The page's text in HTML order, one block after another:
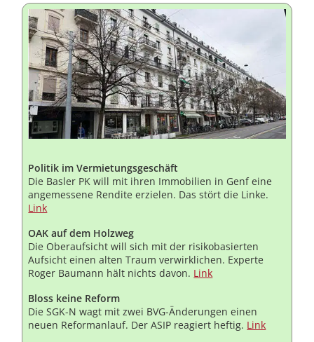
Politik im Vermietungsgeschäft
Die Basler PK will mit ihren Immobilien in Genf eine
angemessene Rendite erzielen. Das stört die Linke.
Link
OAK auf dem Holzweg
Die Oberaufsicht will sich mit der risikobasierten
Aufsicht einen alten Traum verwirklichen. Experte
Roger Baumann hält nichts davon. Link
Bloss keine Reform
Die SGK-N wagt mit zwei BVG-Änderungen einen
neuen Reformanlauf. Der ASIP reagiert heftig. Link